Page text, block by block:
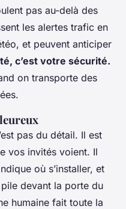
pas au-delà des
les alertes trafic en
et peuvent anticiper
c’est votre sécurité.
on transporte des
pas du détail. Il est
vos invités voient. Il
où s’installer, et
devant la porte du
humaine fait toute la